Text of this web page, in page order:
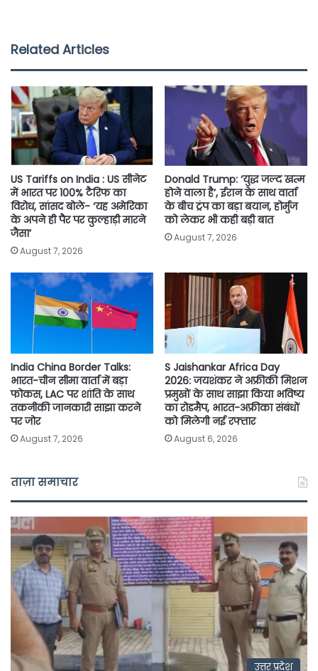
e
o
o
k
t
e
r
t
A
p
p
i
Related Articles
US Tariffs on India : US सीनेट
में भारत पर 100% टैरिफ का
विरोध, सांसद बोले- ‘यह अमेरिका
के अपने ही पैर पर कुल्हाड़ी मारने
जैसा’
August 7, 2026
Donald Trump: ‘युद्ध जल्द खत्म
होने वाला है’, ईरान के साथ वार्ता
के बीच ट्रंप का बड़ा बयान, होर्मुज
को लेकर भी कही बड़ी बात
August 7, 2026
India China Border Talks:
भारत-चीन सीमा वार्ता में बड़ा
फोकस, LAC पर शांति के साथ
तकनीकी जानकारी साझा करने
पर जोर
August 7, 2026
S Jaishankar Africa Day
2026: जयशंकर ने अफ्रीकी मिशन
प्रमुखों के साथ साझा किया भविष्य
का रोडमैप, भारत-अफ्रीका संबंधों
को मिलेगी नई रफ्तार
August 6, 2026
ताज़ा समाचार
उत्तर प्रदेश